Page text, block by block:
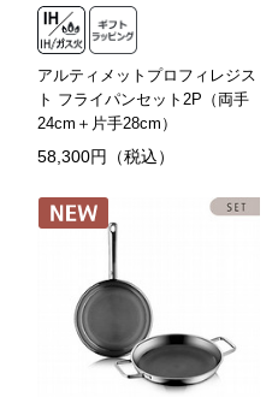
アルティメットプロフィレジス
ト フライパンセット2P（両手
24cm＋片手28cm）
58,300円（税込）